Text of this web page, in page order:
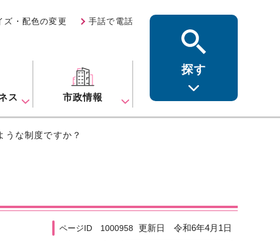
ズ・配色の変更 手話で電話
ス 市政情報
探す
うな制度ですか？
ページID 1000958 更新日 令和6年4月1日